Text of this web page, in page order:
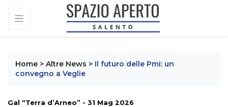
Home > Altre News > Il futuro delle Pmi: un
convegno a Veglie
Gal “Terra d’Arneo” - 31 Mag 2026